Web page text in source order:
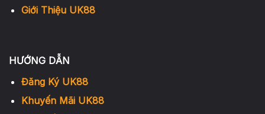
Giới Thiệu UK88
HƯỚNG DẪN
Đăng Ký UK88
Khuyến Mãi UK88